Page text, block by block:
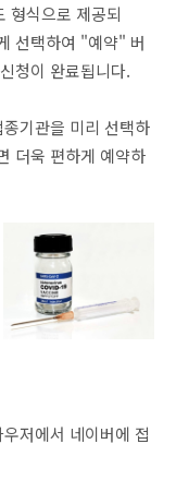
형식으로 제공되
선택하여 "예약" 버
청이 완료됩니다.
기관을 미리 선택하
더욱 편하게 예약하
저에서 네이버에 접